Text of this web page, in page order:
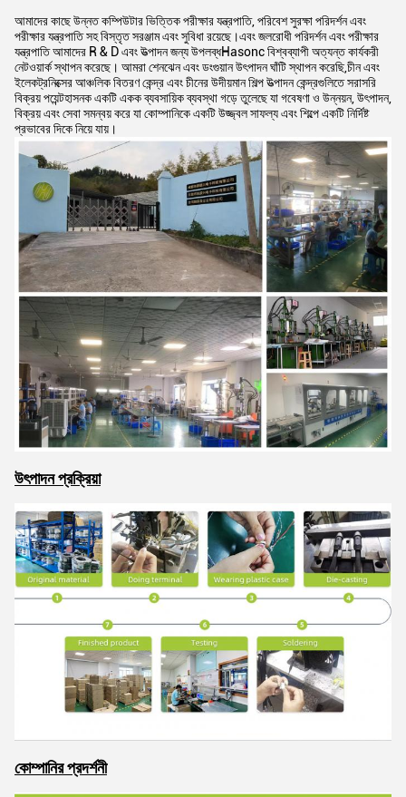
একটি বার্তা রেখে যান
আমরা শীঘ্রই আপনাকে আবার কল করব!
জমা দিন
আমাদের কাছে উন্নত কম্পিউটার ভিত্তিক পরীক্ষার যন্ত্রপাতি, পরিবেশ সুরক্ষা পরিদর্শন এবং
পরীক্ষার যন্ত্রপাতি সহ বিস্তৃত সরঞ্জাম এবং সুবিধা রয়েছে।এবং জলরোধী পরিদর্শন এবং পরীক্ষার
যন্ত্রপাতি আমাদের R & D এবং উত্পাদন জন্য উপলব্ধHasonc বিশ্বব্যাপী অত্যন্ত কার্যকরী
নেটওয়ার্ক স্থাপন করেছে। আমরা শেনঝেন এবং ডংগুয়ান উৎপাদন ঘাঁটি স্থাপন করেছি,চীন এবং
ইলেকট্রনিক্সের আঞ্চলিক বিতরণ কেন্দ্র এবং চীনের উদীয়মান শিল্প উত্পাদন কেন্দ্রগুলিতে সরাসরি
বিক্রয় পয়েন্টহাসনক একটি একক ব্যবসায়িক ব্যবস্থা গড়ে তুলেছে যা গবেষণা ও উন্নয়ন, উৎপাদন,
বিক্রয় এবং সেবা সমন্বয় করে যা কোম্পানিকে একটি উজ্জ্বল সাফল্য এবং শিল্পে একটি নির্দিষ্ট
প্রভাবের দিকে নিয়ে যায়।
উৎপাদন প্রক্রিয়া
কোম্পানির প্রদর্শনী